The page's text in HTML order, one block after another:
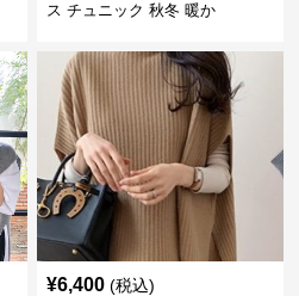
ス チュニック 秋冬 暖か
¥6,400 (税込)